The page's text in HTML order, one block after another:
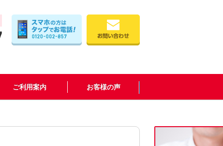
ご利用案内 お客様の声